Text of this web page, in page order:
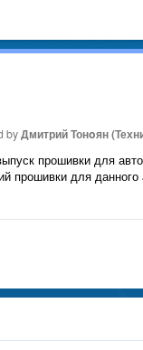
byДмитрий Тонoян
прошивки для
прошивки для